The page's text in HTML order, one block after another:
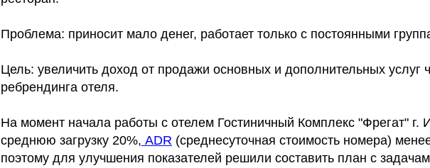
Проблема: приносит мало денег, работает только с постоянными
Цель: увеличить доход от продажи основных и дополнительных услуг
ребрендинга отеля.
На момент начала работы с отелем Гостиничный Комплекс "Фрегат" г.
среднюю загрузку 20%, ADR (среднесуточная стоимость номера)
поэтому для улучшения показателей решили составить план с